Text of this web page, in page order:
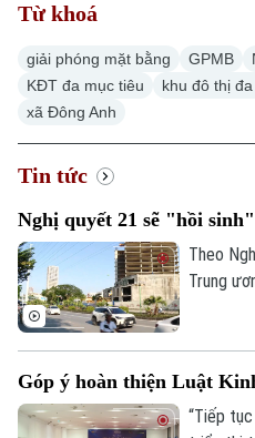
Từ khoá
giải phóng mặt bằng GPMB
KĐT đa mục tiêu
khu đô thị
xã Đông Anh
Tin tức
Nghị quyết 21 sẽ "hồi
Theo
Trung
tư không
được
Góp ý hoàn thiện Luật
“Tiếp